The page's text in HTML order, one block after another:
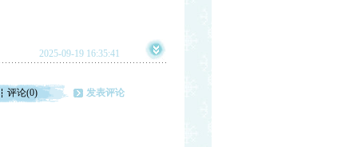
2025-09-19 16:35:41
评论(0) 发表评论